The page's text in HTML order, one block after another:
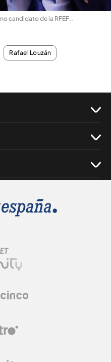
candidato de la RFEF..
Rafael Louzán